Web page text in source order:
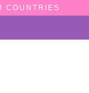
COUNTRIES